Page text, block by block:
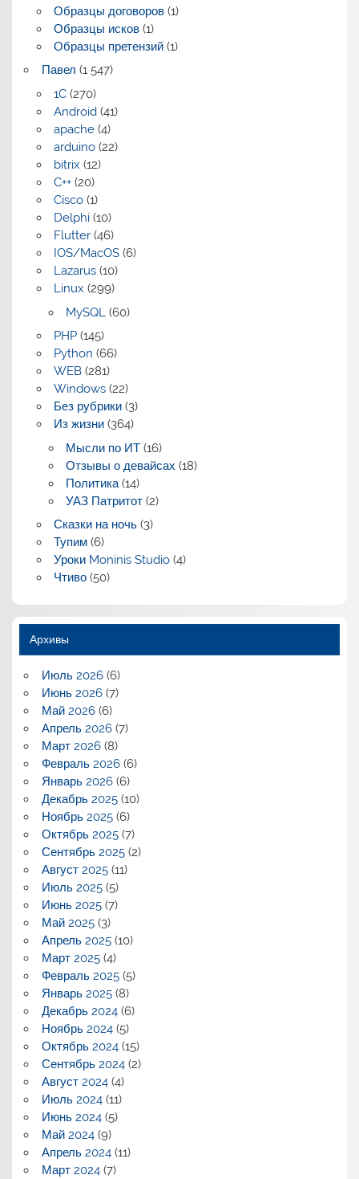
Образцы договоров(1)
Образцы исков(1)
Образцы претензий(1)
Павел (1 547)
1C(270)
Android(41)
apache(4)
arduino(22)
bitrix (12)
C++(20)
Cisco(1)
Delphi(10)
Flutter(46)
IOS/MacOS(6)
Lazarus(10)
Linux (299)
MySQL (60)
PHP(145)
Python (66)
WEB(281)
Windows(22)
Без рубрики(3)
Из жизни(364)
Мысли по ИТ(16)
Отзывы о девайсах (18)
Политика(14)
УАЗ Патритот(2)
Сказки на ночь(3)
Тупим(6)
Уроки Moninis Studio(4)
Чтиво(50)
Архивы
Июль 2026(6)
Июнь 2026(7)
Май 2026(6)
Апрель 2026(7)
Март 2026(8)
Февраль 2026(6)
Январь 2026(6)
Декабрь 2025(10)
Ноябрь 2025(6)
Октябрь 2025(7)
Сентябрь 2025(2)
Август 2025(11)
Июль 2025(5)
Июнь 2025(7)
Май 2025(3)
Апрель 2025(10)
Март 2025(4)
Февраль 2025(5)
Январь 2025(8)
Декабрь 2024(6)
Ноябрь 2024(5)
Октябрь 2024(15)
Сентябрь 2024(2)
Август 2024(4)
Июль 2024(11)
Июнь 2024(5)
Май 2024(9)
Апрель 2024(11)
Март 2024(7)